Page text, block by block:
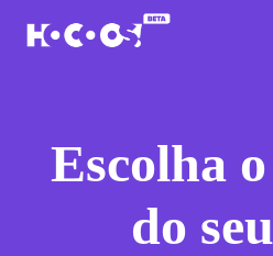
Escolha
do